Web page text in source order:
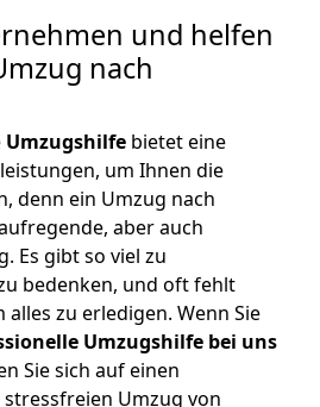
und helfen
nach
Umzugshilfe bietet eine
um Ihnen die
denn ein Umzug nach
aber auch
Es gibt so viel zu
bedenken, und oft fehlt
alles zu erledigen. Wenn Sie
Umzugshilfe bei uns
Sie sich auf einen
Umzug von